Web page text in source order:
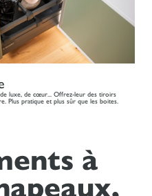
luxe, de cœur... Offrez-leur des tiroirs
Plus pratique et plus sûr que les boites.
à